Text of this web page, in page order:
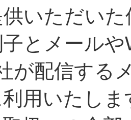
いただい
とメール
が配信する
用いたしま